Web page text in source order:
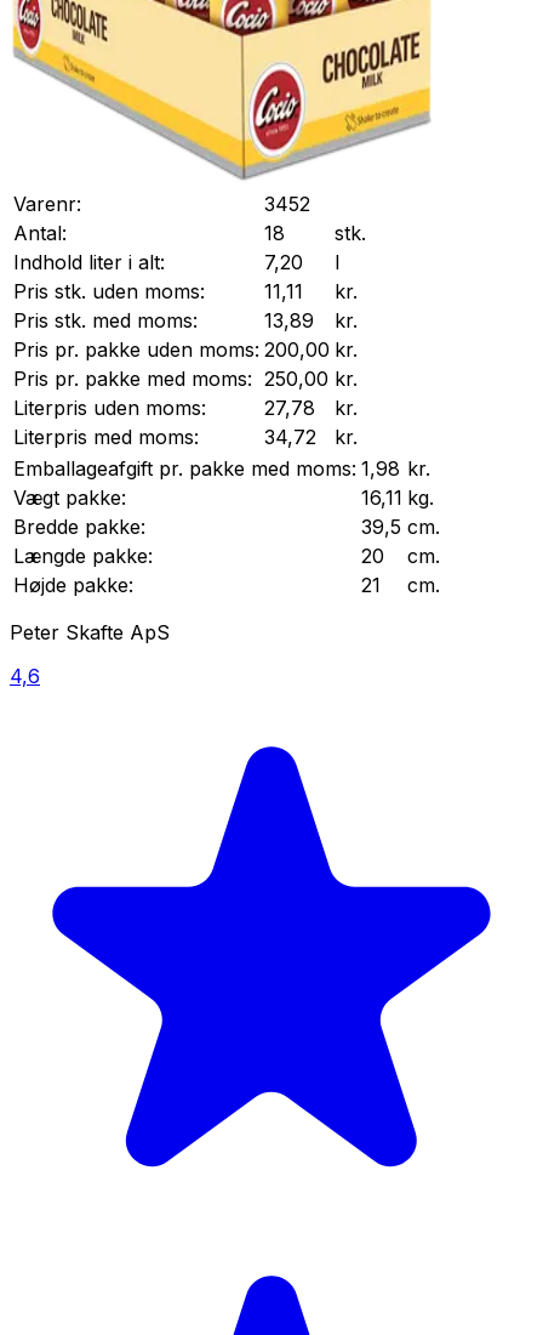
Varenr:
3452
Antal:
18
stk.
Indhold liter i alt:
7,20
l
Pris stk. uden moms:
11,11
kr.
Pris stk. med moms:
13,89
kr.
Pris pr. pakke uden moms: 200,00 kr.
Pris pr. pakke med moms: 250,00 kr.
Literpris uden moms:
27,78
kr.
Literpris med moms:
34,72
kr.
Emballageafgift pr. pakke med moms: 1,98 kr.
Vægt pakke: 16,11 kg.
Bredde pakke: 39,5 cm.
Længde pakke: 20
cm.
Højde pakke: 21
cm.
Peter Skafte ApS
4,6